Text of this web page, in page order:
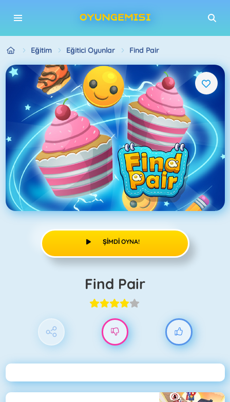
Eğitim Eğitici Oyunlar Find Pair
ŞIMDI OYNA!
Find Pair